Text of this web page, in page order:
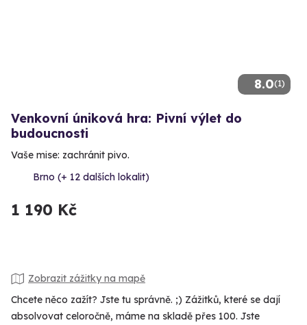
8.0(1)
Venkovní úniková hra: Pivní výlet do
budoucnosti
Vaše mise: zachránit pivo.
Brno (+ 12 dalších lokalit)
1 190 Kč
Zobrazit zážitky na mapě
Chcete něco zažít? Jste tu správně. ;) Zážitků, které se dají
absolvovat celoročně, máme na skladě přes 100. Jste